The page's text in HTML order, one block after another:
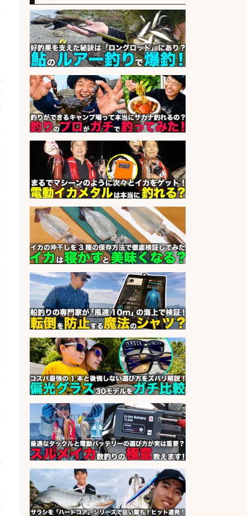
捌く作業なし!イオン食品売場スタッ
フ募集/東京都/目黒区
会社名 イオンスタイル碑文谷店
sponsored by 求人ボックス
フィッシング用品の「製品開発設
計」
会社名 メガバス株式会社
sponsored by 求人ボックス
精肉・青果・鮮魚販売/「志布志
市」お魚のカットや商品の陳列業
務/「時給1,150円〜」/時間選べる×
未経験歓迎×残業少なめ/鹿児島県/
志布志市
会社名 株式会社ホットスタッフ鹿児島
sponsored by 求人ボックス
営業事務/「大津市」釣り具メーカ
ーの物流事務・営業アシスタント/
小野駅から徒歩6分/「時給1,300
円」/大型連休あり×残業なし×土日
祝休み/滋賀県
会社名 株式会社ホットスタッフ滋賀
sponsored by 求人ボックス
日払いOKで即日収入/製造スタッフ/
「広島市佐伯区」お魚のパック詰め
や品出しスタッフ/広島市佐伯区周
辺/「時給1,200円」日払い可/未経験
歓迎×残業少なめ×週4日〜OK
会社名 株式会社ホットスタッフ五日市
sponsored by 求人ボックス
精肉・青果・鮮魚販売/「志布志
市」「時給1,150円〜」志布志市周
辺でお魚のカットや商品の陳列スタ
ッフ/未経験歓迎×残業少なめ×車通